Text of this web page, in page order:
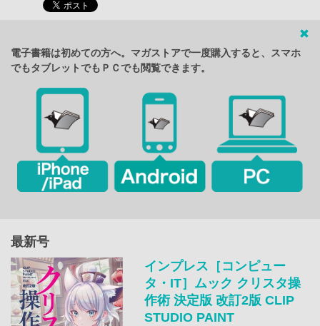
電子書籍は初めての方へ。マガストアで一度購入すると、スマホ
でもタブレットでもＰＣでも閲覧できます。
最新号
インプレス［コンピュー
タ・IT］ムック クリスタ操
作術 決定版 改訂2版 CLIP
STUDIO PAINT